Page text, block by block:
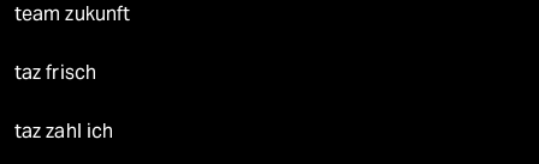
team zukunft
taz frisch
taz zahl ich